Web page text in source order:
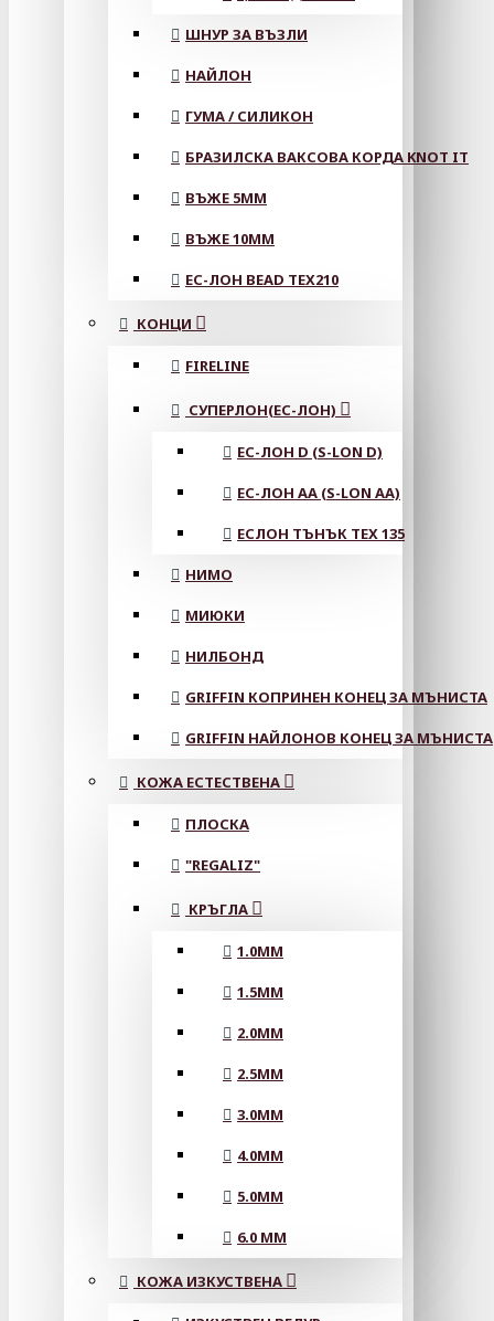
ШНУР ЗА ВЪЗЛИ
НАЙЛОН
ГУМА / СИЛИКОН
БРАЗИЛСКА ВАКСОВА КОРДА KNOT IT
ВЪЖЕ 5MM
ВЪЖЕ 10MM
ЕС-ЛОН BEAD TEX210
КОНЦИ
FIRELINE
СУПЕРЛОН(ЕС-ЛОН)
ЕС-ЛОН D (S-LON D)
ЕС-ЛОН АА (S-LON AA)
ЕСЛОН ТЪНЪК TEX 135
НИМО
МИЮКИ
НИЛБОНД
GRIFFIN КОПРИНЕН КОНЕЦ ЗА МЪНИСТА
GRIFFIN НАЙЛОНОВ КОНЕЦ ЗА МЪНИСТА
КОЖА ЕСТЕСТВЕНА
ПЛОСКА
"REGALIZ"
КРЪГЛА
1.0MM
1.5MM
2.0MM
2.5MM
3.0MM
4.0MM
5.0MM
6.0 MM
КОЖА ИЗКУСТВЕНА